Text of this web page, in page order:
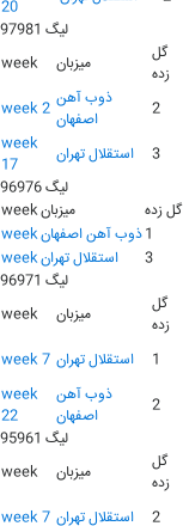
20
لیگ 97981
week
میزبان
گل
زده
week 2 ذوب آهن
اصفهان
2
week
17
استقلال تهران 3
لیگ 96976
weekمیزبان گل زده
weekذوب آهن اصفهان1
weekاستقلال تهران 3
لیگ 96971
week
میزبان
گل
زده
week 7 استقلال تهران 1
week
22
ذوب آهن
اصفهان
2
لیگ 95961
week
میزبان
گل
زده
week 7 استقلال تهران 2